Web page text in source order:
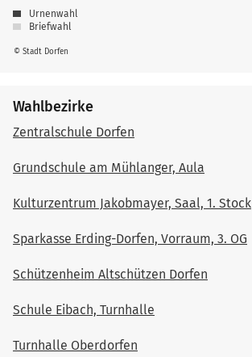
© Stadt Dorfen
Urnenwahl
Briefwahl
Wahlbezirke
Zentralschule Dorfen
Grundschule am Mühlanger, Aula
Kulturzentrum Jakobmayer, Saal, 1. Stock
Sparkasse Erding-Dorfen, Vorraum, 3. OG
Schützenheim Altschützen Dorfen
Schule Eibach, Turnhalle
Turnhalle Oberdorfen